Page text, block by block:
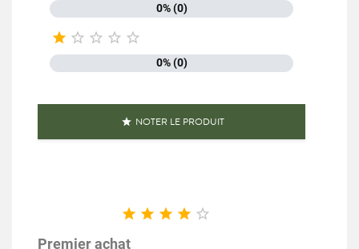
0% (0)
    
0% (0)
 NOTER LE PRODUIT
    
Premier achat